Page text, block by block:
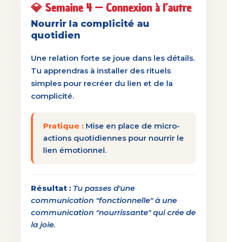
💎 Semaine 4 — Connexion à l’autre
Nourrir la complicité au
quotidien
Une relation forte se joue dans les détails.
Tu apprendras à installer des rituels
simples pour recréer du lien et de la
complicité.
Pratique : Mise en place de micro-
actions quotidiennes pour nourrir le
lien émotionnel.
Résultat : Tu passes d'une
communication "fonctionnelle" à une
communication "nourrissante" qui crée de
la joie.